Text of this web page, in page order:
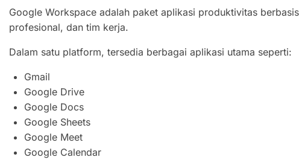
Google Workspace adalah paket aplikasi produktivitas
profesional, dan tim kerja.
Dalam satu platform, tersedia berbagai aplikasi utama seperti:
Gmail
Google Drive
Google Docs
Google Sheets
Google Meet
Google Calendar